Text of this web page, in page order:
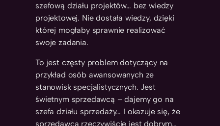
szefową działu projektów… bez wiedzy
projektowej. Nie dostała wiedzy, dzięki
której mogłaby sprawnie realizować
swoje zadania.
To jest częsty problem dotyczący na
przykład osób awansowanych ze
stanowisk specjalistycznych. Jest
świetnym sprzedawcą – dajemy go na
szefa działu sprzedaży… I okazuje się, że
sprzedawcą rzeczywiście jest dobrym…